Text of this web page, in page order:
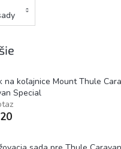
na koľajnice Mount Thule
Special